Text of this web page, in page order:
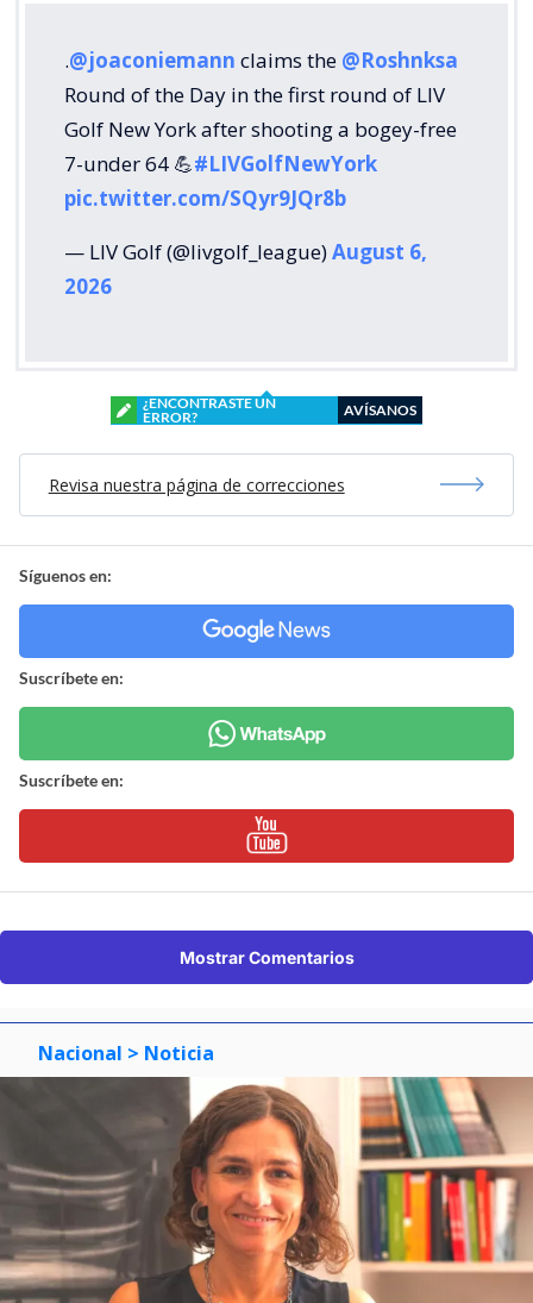
.@joaconiemann claims the @Roshnksa
Round of the Day in the first round of LIV
Golf New York after shooting a bogey-free
7-under 64 💪#LIVGolfNewYork
pic.twitter.com/SQyr9JQr8b
— LIV Golf (@livgolf_league)August 6,
2026
¿ENCONTRASTE UN
ERROR?
AVÍSANOS
Revisa nuestra página de correcciones
Síguenos en:
Suscríbete en:
Suscríbete en:
Mostrar Comentarios
Nacional > Noticia